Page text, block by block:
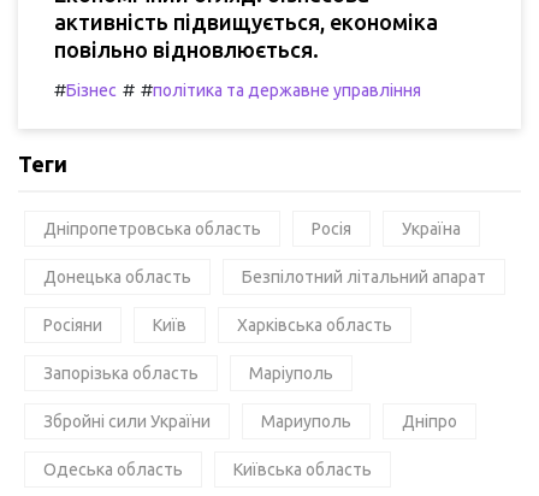
активність підвищується, економіка
повільно відновлюється.
#Бізнес # #політика та державне управління
Теги
Дніпропетровська область Росія Україна
Донецька область Безпілотний літальний апарат
Росіяни Київ Харківська область
Запорізька область Маріуполь
Збройні сили України Мариуполь Дніпро
Одеська область Київська область